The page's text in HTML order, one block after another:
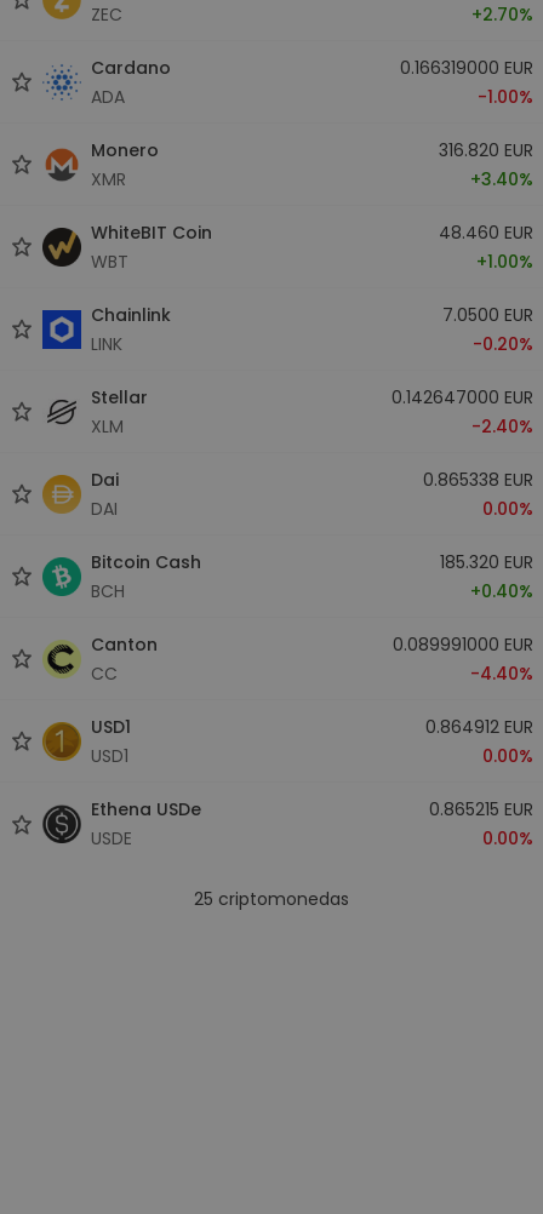
ZEC
+2.70%
Cardano
ADA
0.166319000 EUR
-1.00%
Monero
XMR
316.820 EUR
+3.40%
WhiteBIT Coin
WBT
48.460 EUR
+1.00%
Chainlink
LINK
7.0500 EUR
-0.20%
Stellar
XLM
0.142647000 EUR
-2.40%
Dai
DAI
0.865338 EUR
0.00%
Bitcoin Cash
BCH
185.320 EUR
+0.40%
Canton
CC
0.089991000 EUR
-4.40%
USD1
USD1
0.864912 EUR
0.00%
Ethena USDe
USDE
0.865215 EUR
0.00%
25 criptomonedas